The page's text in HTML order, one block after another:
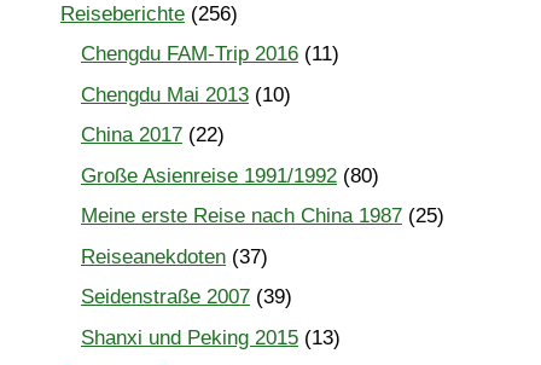
Reiseberichte (256)
Chengdu FAM-Trip 2016 (11)
Chengdu Mai 2013 (10)
China 2017 (22)
Große Asienreise 1991/1992 (80)
Meine erste Reise nach China 1987 (25)
Reiseanekdoten (37)
Seidenstraße 2007 (39)
Shanxi und Peking 2015 (13)